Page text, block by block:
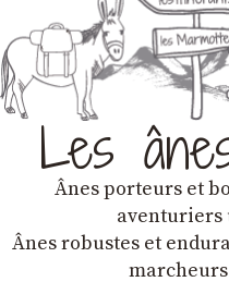
Les
Ânes porteurs et
aventuriers
Ânes robustes et